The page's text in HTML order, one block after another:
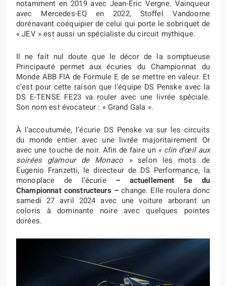
notamment en 2019 avec Jean-Éric Vergne. Vainqueur
avec Mercedes-EQ en 2022, Stoffel Vandoorne
dorénavant coéquipier de celui qui porte le sobriquet de
« JEV » est aussi un spécialiste du circuit mythique.
Il ne fait nul doute que le décor de la somptueuse
Principauté permet aux écuries du Championnat du
Monde ABB FIA de Formule E de se mettre en valeur. Et
c’est pour cette raison que l’équipe DS Penske avec la
DS E-TENSE FE23 va rouler avec une livrée spéciale.
Son nom est évocateur : « Grand Gala ».
À l’accoutumée, l’écurie DS Penske va sur les circuits
du monde entier avec une livrée majoritairement Or
avec une touche de noir. Afin de faire un « clin d’œil aux
soirées glamour de Monaco »selon les mots de
Eugenio Franzetti, le directeur de DS Performance, la
monoplace de l’écurie– actuellement 5e du
Championnat constructeurs – change. Elle roulera donc
samedi 27 avril 2024 avec une voiture arborant un
coloris à dominante noire avec quelques pointes
dorées.